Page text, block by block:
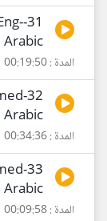
المدة : 00:19:50
المدة : 00:34:36
المدة : 00:09:58